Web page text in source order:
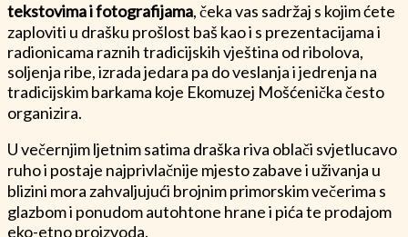
tekstovima i fotografijama, čeka vas sadržaj s kojim ćete
zaploviti u drašku prošlost baš kao i s prezentacijama i
radionicama raznih tradicijskih vještina od ribolova,
soljenja ribe, izrada jedara pa do veslanja i jedrenja na
tradicijskim barkama koje Ekomuzej Mošćenička često
organizira.
U večernjim ljetnim satima draška riva oblači svjetlucavo
ruho i postaje najprivlačnije mjesto zabave i uživanja u
blizini mora zahvaljujući brojnim primorskim večerima s
glazbom i ponudom autohtone hrane i pića te prodajom
eko-etno proizvoda.